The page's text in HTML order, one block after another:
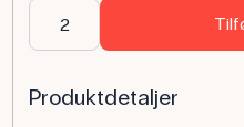
Produktdetaljer